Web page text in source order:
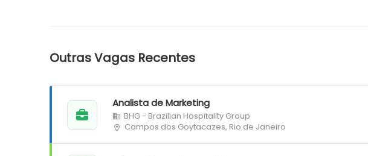
Outras Vagas Recentes
Analista de Marketing
BHG - Brazilian Hospitality Group
Campos dos Goytacazes, Rio de Janeiro